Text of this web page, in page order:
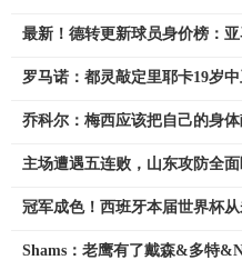
最新！德转更新球员身价榜：
罗马诺：都灵敲定里耶卡19岁
乔科尔：梅西应该把自己的身
主场遭遇五连败，山东攻防全
冠军成色！西班牙本届世界杯
Shams：老鹰有了戴森&多特